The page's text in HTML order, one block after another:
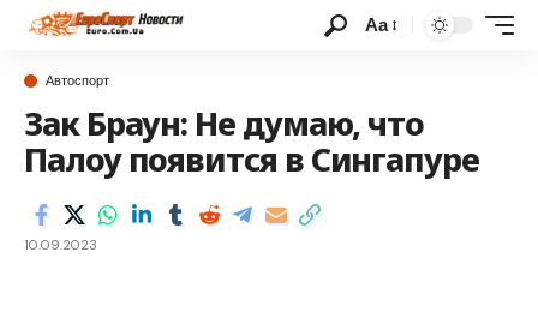
Аа
Автоспорт
Зак Браун: Не думаю, что
Палоу появится в Сингапуре
10.09.2023